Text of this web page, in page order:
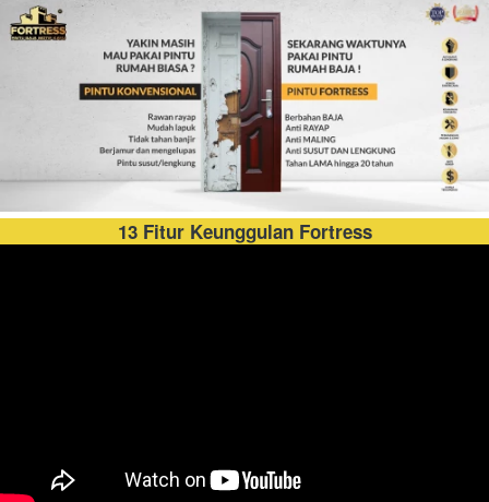
13 Fitur Keunggulan Fortress